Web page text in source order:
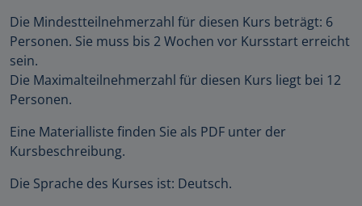
Die Mindestteilnehmerzahl für diesen Kurs beträgt: 6
Personen. Sie muss bis 2 Wochen vor Kursstart erreicht
sein.
Die Maximalteilnehmerzahl für diesen Kurs liegt bei 12
Personen.
Eine Materialliste finden Sie als PDF unter der
Kursbeschreibung.
Die Sprache des Kurses ist: Deutsch.